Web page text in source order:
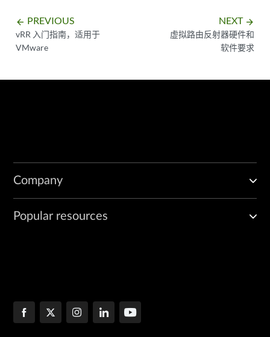
arrow_backward PREVIOUS
vRR 入门指南，适用于
VMware
NEXT arrow_forward
虚拟路由反射器硬件和
软件要求
Company
Popular resources